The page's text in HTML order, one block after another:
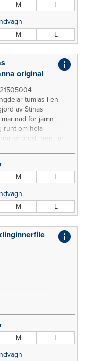
M
L
M L
original
tumlas i en
av Stinas
för jämn
runt om hela
av bröst, ben, lår
i
M
L
M L
M
L